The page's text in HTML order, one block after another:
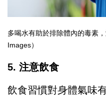
多喝水有助於排除體內的毒素
Images）
5. 注意飲食
飲食習慣對身體氣味